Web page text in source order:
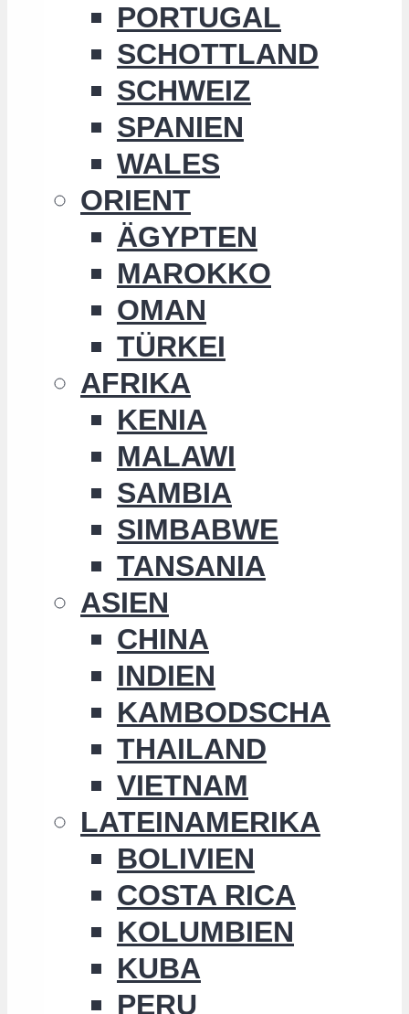
PORTUGAL
SCHOTTLAND
SCHWEIZ
SPANIEN
WALES
ORIENT
ÄGYPTEN
MAROKKO
OMAN
TÜRKEI
AFRIKA
KENIA
MALAWI
SAMBIA
SIMBABWE
TANSANIA
ASIEN
CHINA
INDIEN
KAMBODSCHA
THAILAND
VIETNAM
LATEINAMERIKA
BOLIVIEN
COSTA RICA
KOLUMBIEN
KUBA
PERU